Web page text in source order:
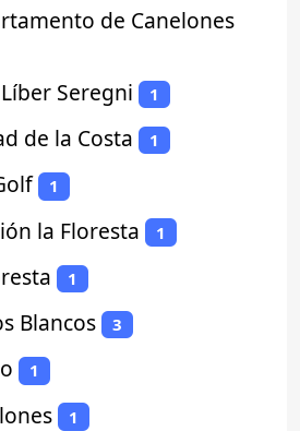
de Canelones
Seregni 1
de la Costa 1
1
la Floresta 1
1
Blancos 3
1
1